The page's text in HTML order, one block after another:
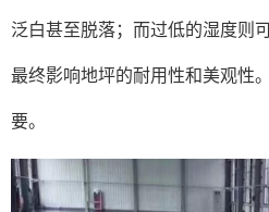
泛白甚至脱落；而过低的湿度则
最终影响地坪的耐用性和美观性
要。